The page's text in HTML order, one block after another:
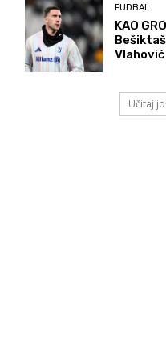
FUDBAL
KAO
Učitaj